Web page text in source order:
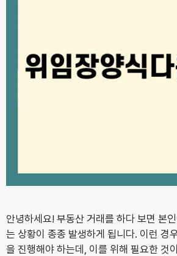
안녕하세요! 부동산 거래를 하다 보면 본
는 상황이 종종 발생하게 됩니다. 이런 경
을 진행해야 하는데, 이를 위해 필요한 것